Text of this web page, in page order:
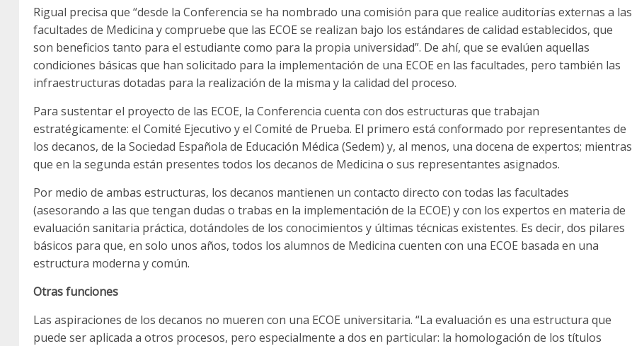
Rigual precisa que “desde la Conferencia se ha nombrado una comisión para que realice auditorías externas a las
facultades de Medicina y compruebe que las ECOE se realizan bajo los estándares de calidad establecidos, que
son beneficios tanto para el estudiante como para la propia universidad”. De ahí, que se evalúen aquellas
condiciones básicas que han solicitado para la implementación de una ECOE en las facultades, pero también las
infraestructuras dotadas para la realización de la misma y la calidad del proceso.
Para sustentar el proyecto de las ECOE, la Conferencia cuenta con dos estructuras que trabajan
estratégicamente: el Comité Ejecutivo y el Comité de Prueba. El primero está conformado por representantes de
los decanos, de la Sociedad Española de Educación Médica (Sedem) y, al menos, una docena de expertos; mientras
que en la segunda están presentes todos los decanos de Medicina o sus representantes asignados.
Por medio de ambas estructuras, los decanos mantienen un contacto directo con todas las facultades
(asesorando a las que tengan dudas o trabas en la implementación de la ECOE) y con los expertos en materia de
evaluación sanitaria práctica, dotándoles de los conocimientos y últimas técnicas existentes. Es decir, dos pilares
básicos para que, en solo unos años, todos los alumnos de Medicina cuenten con una ECOE basada en una
estructura moderna y común.
Otras funciones
Las aspiraciones de los decanos no mueren con una ECOE universitaria. “La evaluación es una estructura que
puede ser aplicada a otros procesos, pero especialmente a dos en particular: la homologación de los títulos